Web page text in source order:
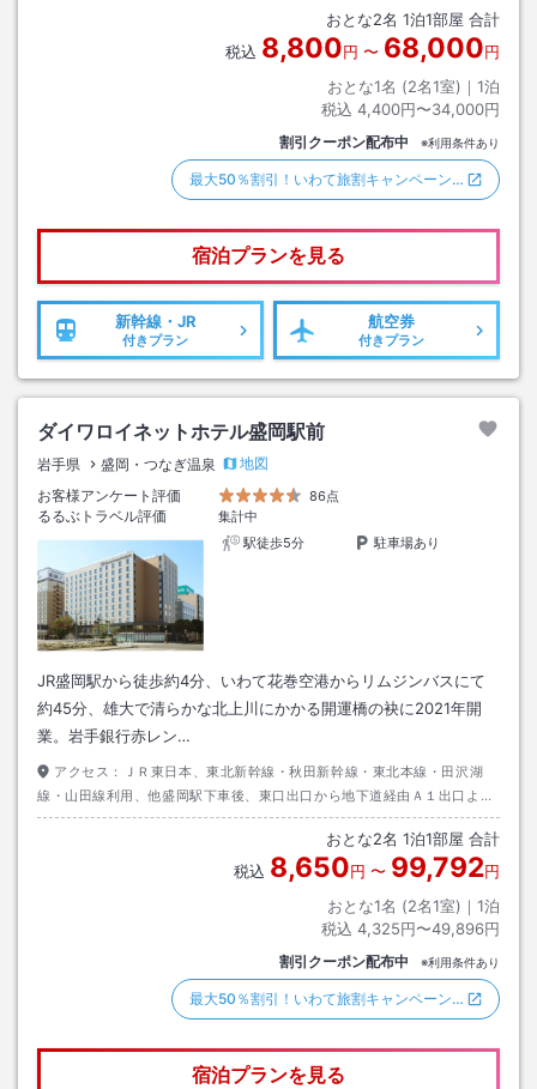
おとな2名 1泊1部屋 合計
税込 8,800円 〜 68,000円
おとな1名 (2名1室)｜ 1泊
税込 4,400円〜34,000円
割引クーポン配布中 ※利用条件あり
最大50％割引！いわて旅割キャンペーン…
宿泊プランを見る
新幹線・JR
付きプラン
航空券
付きプラン
ダイワロイネットホテル盛岡駅前
岩手県 盛岡・つなぎ温泉
地図
お客様アンケート評価
86点
るるぶトラベル評価
集計中
駅徒歩5分
駐車場あり
JR盛岡駅から徒歩約4分、いわて花巻空港からリムジンバスにて
約45分、雄大で清らかな北上川にかかる開運橋の袂に2021年開
業。岩手銀行赤レン…
アクセス：
ＪＲ東日本、東北新幹線・秋田新幹線・東北本線・田沢湖
線・山田線利用、他盛岡駅下車後、東口出口から地下道経由Ａ１出口より
約１００ｍ徒歩約４分
おとな2名 1泊1部屋 合計
税込 8,650円 〜 99,792円
おとな1名 (2名1室)｜ 1泊
税込 4,325円〜49,896円
割引クーポン配布中 ※利用条件あり
最大50％割引！いわて旅割キャンペーン…
宿泊プランを見る